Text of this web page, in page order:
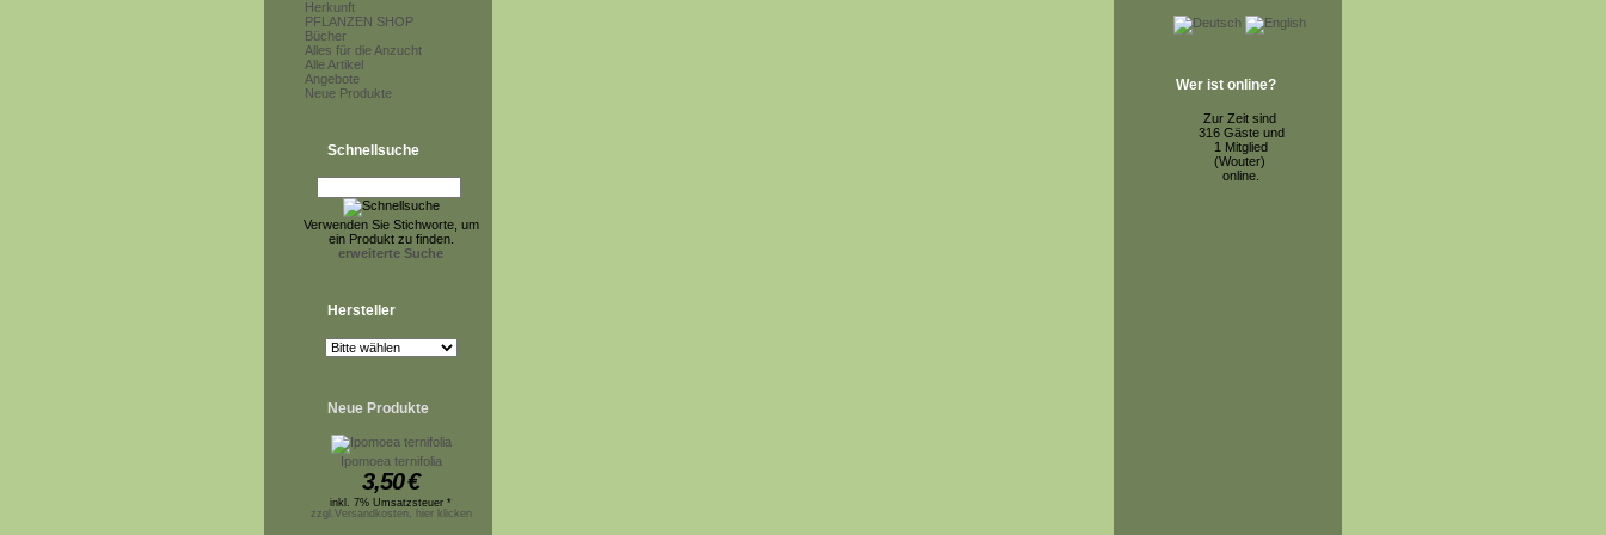
Herkunft
PFLANZEN SHOP
Bücher
Alles für die Anzucht
Alle Artikel
Angebote
Neue Produkte
Schnellsuche
Verwenden Sie Stichworte, um
ein Produkt zu finden.
erweiterte Suche
Hersteller
Neue Produkte
Ipomoea ternifolia
3,50€
inkl. 7% Umsatzsteuer *
zzgl.Versandkosten, hier klicken
Wer ist online?
Zur Zeit sind
316 Gäste und
1 Mitglied
(Wouter)
online.